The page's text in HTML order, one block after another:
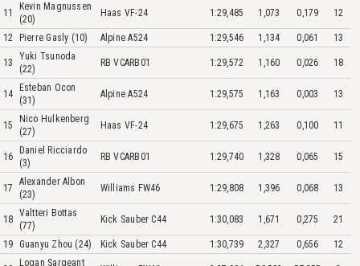
11
Kevin Magnussen
(20)
Haas VF-24 1:29,485 1,073 0,179 12
12 Pierre Gasly (10) Alpine A524 1:29,546 1,134 0,061 13
13
Yuki Tsunoda
(22)
RB VCARB01 1:29,572 1,160 0,026 18
14
Esteban Ocon
(31)
Alpine A524 1:29,575 1,163 0,003 13
15
Nico Hulkenberg
(27)
Haas VF-24 1:29,675 1,263 0,100 11
16
Daniel Ricciardo
(3)
RB VCARB01 1:29,740 1,328 0,065 15
17
Alexander Albon
(23)
Williams FW46 1:29,808 1,396 0,068 13
18
Valtteri Bottas
(77)
Kick Sauber C44 1:30,083 1,671 0,275 21
19 Guanyu Zhou (24) Kick Sauber C44 1:30,739 2,327 0,656 12
Logan Sargeant